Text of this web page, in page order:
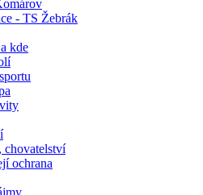
- TS Žebrák
kde
chovatelství
ochrana